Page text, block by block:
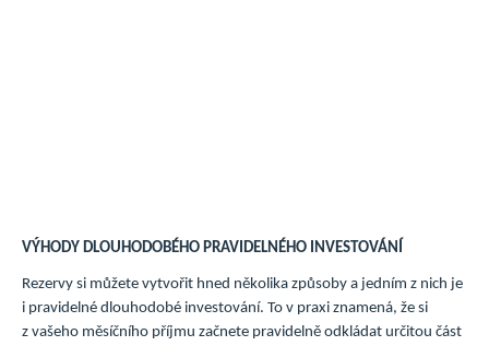
VÝHODY DLOUHODOBÉHO PRAVIDELNÉHO INVESTOVÁNÍ
Rezervy si můžete vytvořit hned několika způsoby a jedním z nich je
i pravidelné dlouhodobé investování. To v praxi znamená, že si
z vašeho měsíčního příjmu začnete pravidelně odkládat určitou část